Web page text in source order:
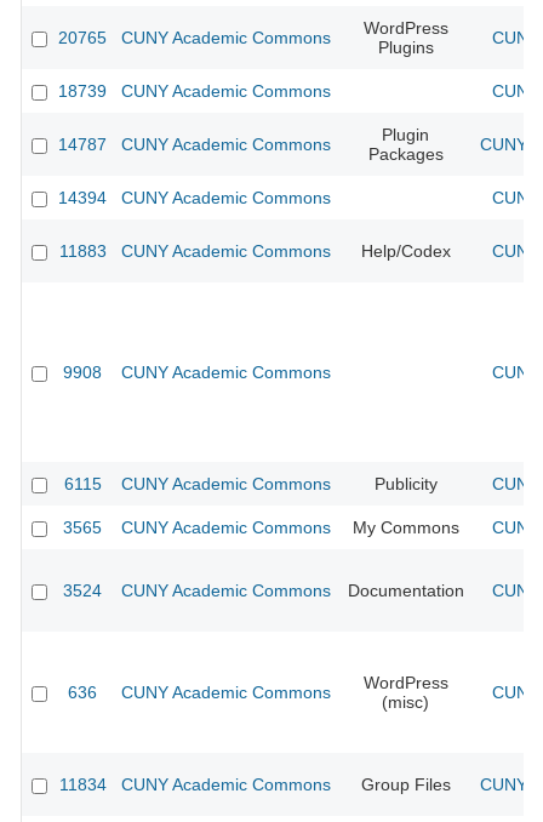
20765 CUNY Academic Commons
WordPress
Plugins
18739 CUNY Academic Commons
14787 CUNY Academic Commons
Plugin
Packages
CUNY
14394 CUNY Academic Commons
11883 CUNY Academic Commons Help/Codex
9908 CUNY Academic Commons
6115 CUNY Academic Commons Publicity
3565 CUNY Academic Commons My Commons
3524 CUNY Academic Commons Documentation
636 CUNY Academic Commons
WordPress
(misc)
11834 CUNY Academic Commons Group Files CUNY